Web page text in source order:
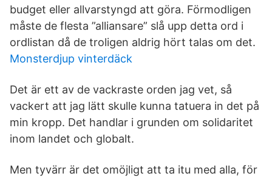
budget eller allvarstyngd att göra. Förmodligen
måste de flesta ”alliansare” slå upp detta ord i
ordlistan då de troligen aldrig hört talas om det.
Monsterdjup vinterdäck
Det är ett av de vackraste orden jag vet, så
vackert att jag lätt skulle kunna tatuera in det på
min kropp. Det handlar i grunden om solidaritet
inom landet och globalt.
Men tyvärr är det omöjligt att ta itu med alla, för